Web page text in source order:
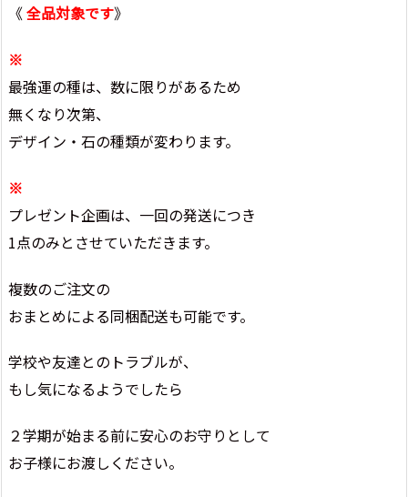
《全品対象です》
※
最強運の種は、数に限りがあるため
無くなり次第、
デザイン・石の種類が変わります。
※
プレゼント企画は、一回の発送につき
1点のみとさせていただきます。
複数のご注文の
おまとめによる同梱配送も可能です。
学校や友達とのトラブルが、
もし気になるようでしたら
２学期が始まる前に安心のお守りとして
お子様にお渡しください。